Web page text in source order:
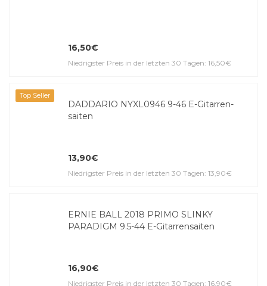
16,50€
Niedrigster Preis in der letzten 30 Tagen: 16,50€
Top Seller
DADDARIO NYXL0946 9-46 E-Gitar­ren­
saiten
13,90€
Niedrigster Preis in der letzten 30 Tagen: 13,90€
ERNIE BALL 2018 PRIMO SLINKY
PARADIGM 9.5-44 E-Gitar­ren­saiten
16,90€
Niedrigster Preis in der letzten 30 Tagen: 16,90€